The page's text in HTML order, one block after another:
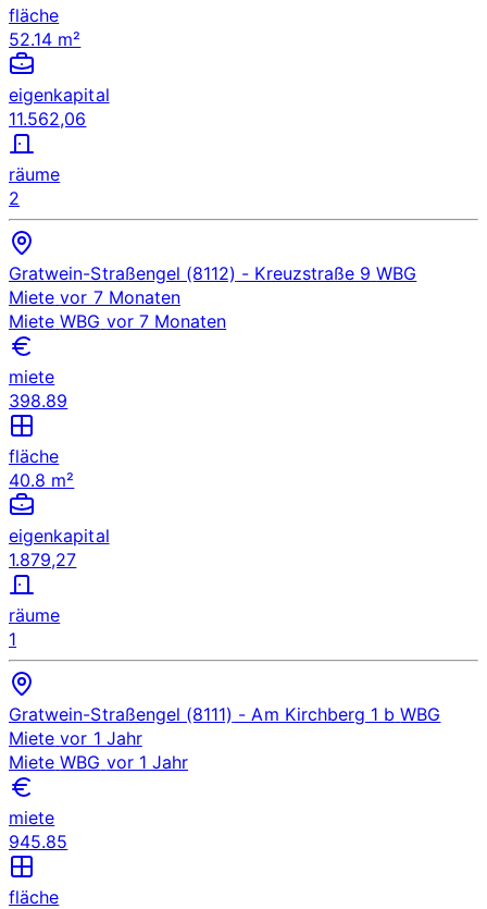
fläche
52.14 m²
eigenkapital
11.562,06
räume
2
Gratwein-Straßengel (8112) - Kreuzstraße 9 WBG
Miete vor 7 Monaten
Miete WBG vor 7 Monaten
miete
398.89
fläche
40.8 m²
eigenkapital
1.879,27
räume
1
Gratwein-Straßengel (8111) - Am Kirchberg 1 b WBG
Miete vor 1 Jahr
Miete WBG vor 1 Jahr
miete
945.85
fläche